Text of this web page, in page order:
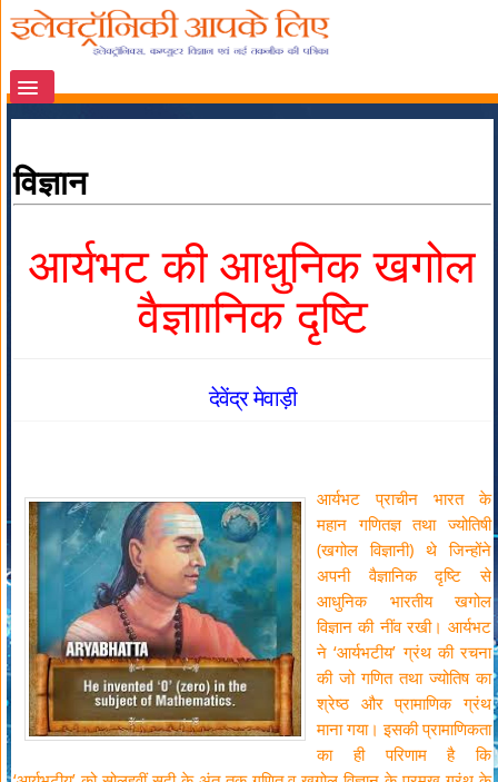
विज्ञान
आर्यभट की आधुनिक खगोल
वैज्ञाानिक दृष्टि
देवेंद्र मेवाड़ी
आर्यभट प्राचीन भारत के
महान गणितज्ञ तथा ज्योतिषी
(खगोल विज्ञानी) थे जिन्होंने
अपनी वैज्ञानिक दृष्टि से
आधुनिक भारतीय खगोल
विज्ञान की नींव रखी। आर्यभट
ने ‘आर्यभटीय’ ग्रंथ की रचना
की जो गणित तथा ज्योतिष का
श्रेष्ठ और प्रामाणिक ग्रंथ
माना गया। इसकी प्रामाणिकता
का ही परिणाम है कि